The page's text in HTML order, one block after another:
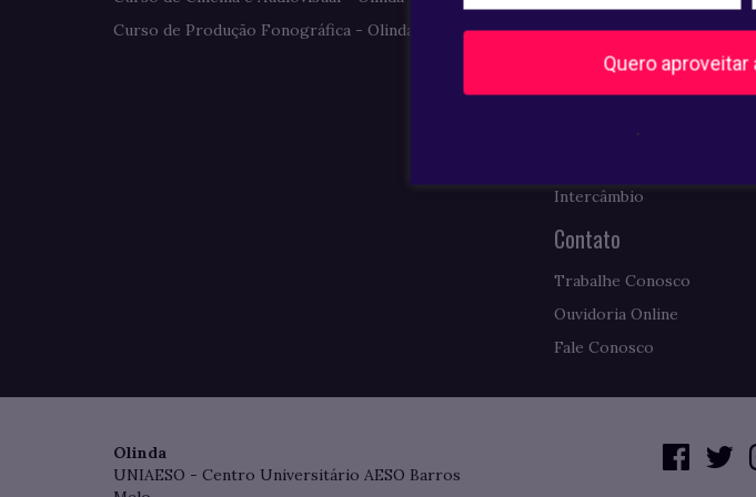
Quero
.
Curso de Produção Fonográfica - Olinda
Comissão Própria de
Requerimentos de
Ex-alunos: AESO Conecta
Revista Pense Virtual
Intercâmbio
Contato
Trabalhe Conosco
Ouvidoria Online
Fale Conosco
Olinda
UNIAESO - Centro Universitário AESO Barros